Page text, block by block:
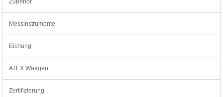
Messinstrumente
Eichung
ATEX Waagen
Zertifizierung